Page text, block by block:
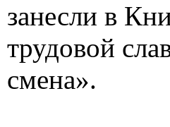
занесли в
трудовой
смена».